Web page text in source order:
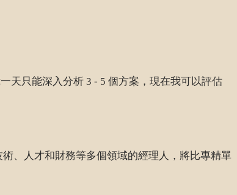
天只能深入分析 3 - 5 個方案，現在我可以評估
、人才和財務等多個領域的經理人，將比專精單